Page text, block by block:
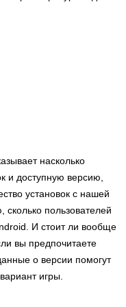
насколько
и доступную версию,
установок с нашей
пользователей
И стоит ли вообще
вы предпочитаете
о версии помогут
игры.